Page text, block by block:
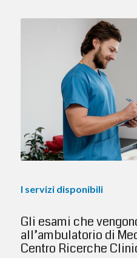
I servizi disponibili
Gli esami che
all’ambulatorio di
Centro Ricerche